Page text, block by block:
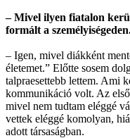
– Mivel ilyen fiatalon
formált a
– Igen, mivel diákként
életemet.” Előtte sosem
talpraesettebb lettem. Ami
kommunikáció volt. Az
mivel nem tudtam eléggé
vettek eléggé komolyan,
adott társaságban.